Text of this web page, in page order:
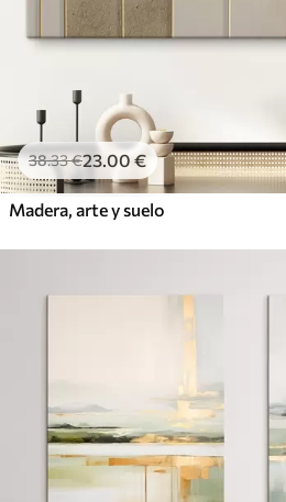
38.33€23.00 €
Madera, arte y suelo